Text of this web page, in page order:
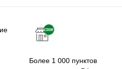
Более 1 000 пунктов